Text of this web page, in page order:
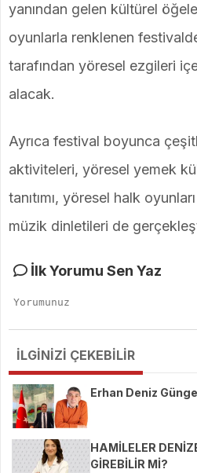
yanından gelen kültürel
oyunlarla renklenen
tarafından yöresel ezgileri
alacak.
Ayrıca festival boyunca
aktiviteleri, yöresel yemek
tanıtımı, yöresel halk
müzik dinletileri de
İlk Yorumu Sen Yaz
İLGİNİZİ ÇEKEBİLİR
Erhan Deniz
HAMİLELER
GİREBİLİR Mİ?